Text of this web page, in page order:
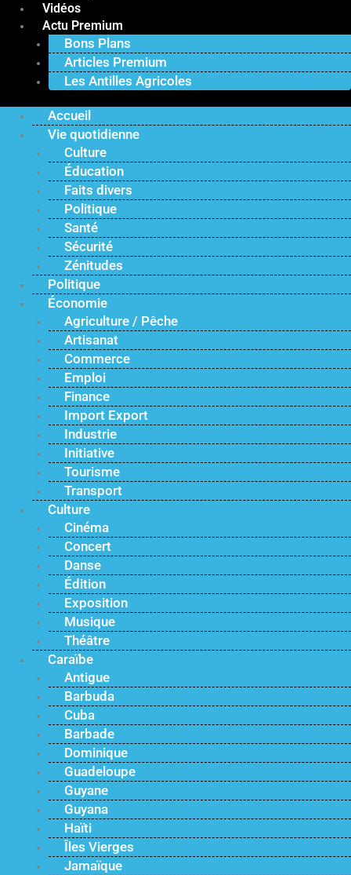
Vidéos
Actu Premium
Bons Plans
Articles Premium
Les Antilles Agricoles
Accueil
Vie quotidienne
Culture
Éducation
Faits divers
Politique
Santé
Sécurité
Zénitudes
Politique
Économie
Agriculture / Pêche
Artisanat
Commerce
Emploi
Finance
Import Export
Industrie
Initiative
Tourisme
Transport
Culture
Cinéma
Concert
Danse
Édition
Exposition
Musique
Théâtre
Caraïbe
Antigue
Barbuda
Cuba
Barbade
Dominique
Guadeloupe
Guyane
Guyana
Haïti
Îles Vierges
Jamaïque